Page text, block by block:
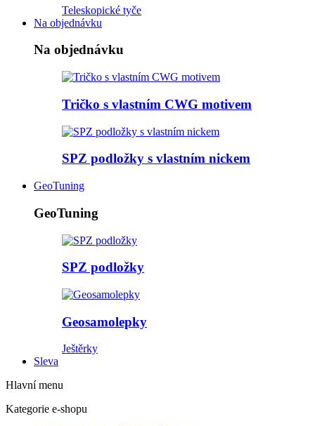
Teleskopické tyče
Na objednávku
Na objednávku
Tričko s vlastním CWG motivem
SPZ podložky s vlastním nickem
GeoTuning
GeoTuning
SPZ podložky
Geosamolepky
Ještěrky
Sleva
Hlavní menu
Kategorie e-shopu